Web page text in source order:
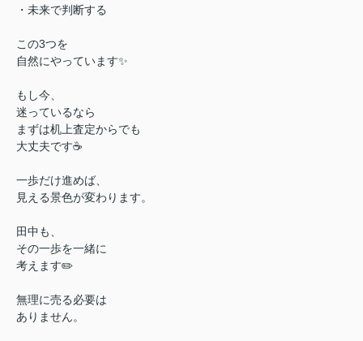
・未来で判断する
この3つを
自然にやっています✨
もし今、
迷っているなら
まずは机上査定からでも
大丈夫です☕
一歩だけ進めば、
見える景色が変わります。
田中も、
その一歩を一緒に
考えます✏️
無理に売る必要は
ありません。